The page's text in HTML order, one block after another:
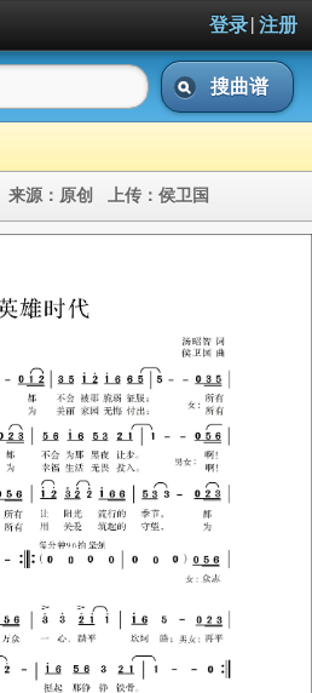
登录| 注册
搜曲谱
来源： 原创 上传： 侯卫国